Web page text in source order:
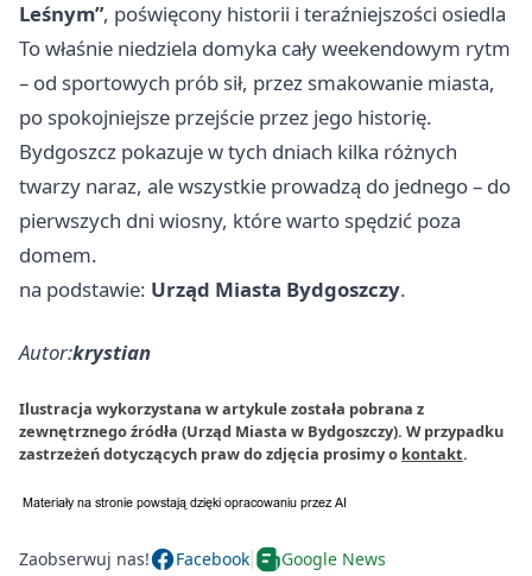
Leśnym”, poświęcony historii i teraźniejszości osiedla
To właśnie niedziela domyka cały weekendowym rytm
– od sportowych prób sił, przez smakowanie miasta,
po spokojniejsze przejście przez jego historię.
Bydgoszcz pokazuje w tych dniach kilka różnych
twarzy naraz, ale wszystkie prowadzą do jednego – do
pierwszych dni wiosny, które warto spędzić poza
domem.
na podstawie: Urząd Miasta Bydgoszczy.
Autor:krystian
Ilustracja wykorzystana w artykule została pobrana z
zewnętrznego źródła (Urząd Miasta w Bydgoszczy). W przypadku
zastrzeżeń dotyczących praw do zdjęcia prosimy o kontakt.
Zaobserwuj nas! Facebook Google News